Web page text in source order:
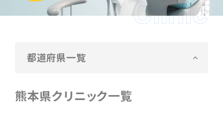
Clinic
都道府県一覧
北海道・東北
熊本県クリニック一覧